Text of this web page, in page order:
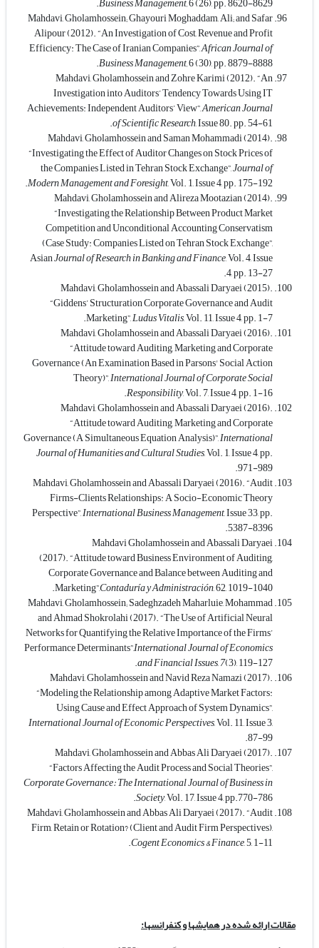
Mahdavi, Gholamhossein; Ghayouri Moghaddam, Ali; and Safar
Alipour (2012). “An Investigation of Cost, Revenue and Profit
Efficiency: The Case of Iranian Companies”,African Journal of
Business Management,6 (30), pp. 8879-8888.
Mahdavi, Gholamhossein and Zohre Karimi (2012). “An
Investigation into Auditors’ Tendency Towards Using IT
Achievements: Independent Auditors’ View”,American Journal
of Scientific Research, Issue 80. pp. 54-61.
Mahdavi, Gholamhossein and Saman Mohammadi (2014).
“Investigating the Effect of Auditor Changes on Stock Prices of
the Companies Listed in Tehran Stock Exchange”,Journal of
Modern Management and Foresight, Vol. 1, Issue 4, pp. 175-192.
Mahdavi, Gholamhossein and Alireza Mootazian (2014).
“Investigating the Relationship Between Product Market
Competition and Unconditional Accounting Conservatism
(Case Study: Companies Listed on Tehran Stock Exchange”,
AsianJournal of Research in Banking and Finance, Vol. 4, Issue
4, pp. 13-27.
Mahdavi, Gholamhossein and Abassali Daryaei (2015).
“Giddens’ Structuration Corporate Governance and Audit
Marketing”,Ludus Vitalis, Vol. 11, Issue 4, pp. 1-7.
Mahdavi, Gholamhossein and Abassali Daryaei (2016).
“Attitude toward Auditing, Marketing and Corporate
Governance (An Examination Based in Parsons' Social Action
Theory)”,International Journal of Corporate Social
Responsibility, Vol. 7, Issue 4, pp. 1-16.
Mahdavi, Gholamhossein and Abassali Daryaei (2016).
“Attitude toward Auditing, Marketing and Corporate
Governance (A Simultaneous Equation Analysis)”,International
Journal of Humanities and CulturalStudies, Vol. 1, Issue 4, pp.
971-989.
Mahdavi, Gholamhossein and Abassali Daryaei (2016). “Audit
Firms-Clients Relationships: A Socio-Economic Theory
Perspective”,International Business Management, Issue 33, pp.
5387-8396.
Mahdavi Gholamhossein and Abassali Daryaei
(2017). “Attitude toward Business Environment of Auditing,
Corporate Governance and Balance between Auditing and
Marketing”,Contaduría y Administración, 62, 1019-1040.
Mahdavi, Gholamhossein; Sadeghzadeh Maharluie, Mohammad
and Ahmad Shokrolahi (2017). “The Use of Artificial Neural
Networks for Quantifying the Relative Importance of the Firms’
Performance Determinants”,International Journal of Economics
and Financial Issues,7(3), 119-127.
Mahdavi, Gholamhossein and Navid Reza Namazi (2017).
“Modeling the Relationship among Adaptive Market Factors:
Using Cause and Effect Approach of System Dynamics”,
International Journal of Economic Perspectives, Vol. 11, Issue 3,
87-99.
Mahdavi, Gholamhossein and Abbas Ali Daryaei (2017).
“Factors Affecting the Audit Process and Social Theories”,
Corporate Governance: The International Journal of Business in
Society, Vol. 17, Issue 4, pp.770-786.
Mahdavi, Gholamhossein and Abbas Ali Daryaei (2017). “Audit
Firm, Retain or Rotation? (Client and Audit Firm Perspectives),
Cogent Economics & Finance, 5, 1-11.
مقالات ارائه شده در همایش­ها و کنفرانس­ها: